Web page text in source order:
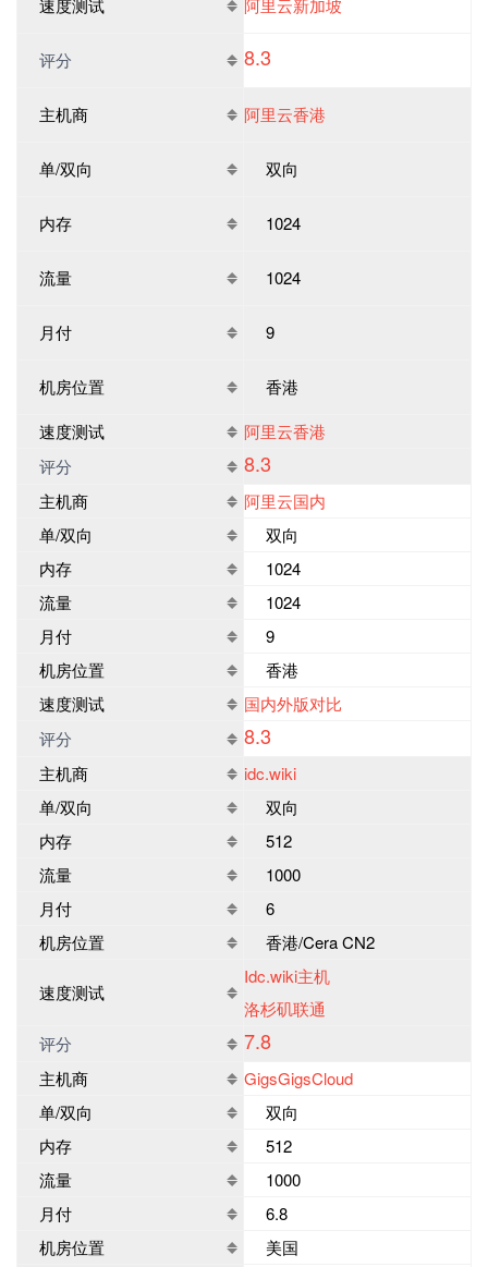
评分 8.3
主机商 阿里云香港
单/双向 双向
内存 1024
流量 1024
月付 9
机房位置
香港
速度测试
阿里云香港
评分
8.3
主机商
阿里云国内
单/双向
双向
内存
1024
流量
1024
月付
9
机房位置
香港
速度测试
国内外版对比
评分
8.3
主机商
idc.wiki
单/双向
双向
内存
512
流量
1000
月付
6
机房位置
香港/Cera CN2
速度测试
Idc.wiki主机
洛杉矶联通
评分
7.8
主机商
GigsGigsCloud
单/双向
双向
内存
512
流量
1000
月付
6.8
机房位置
美国